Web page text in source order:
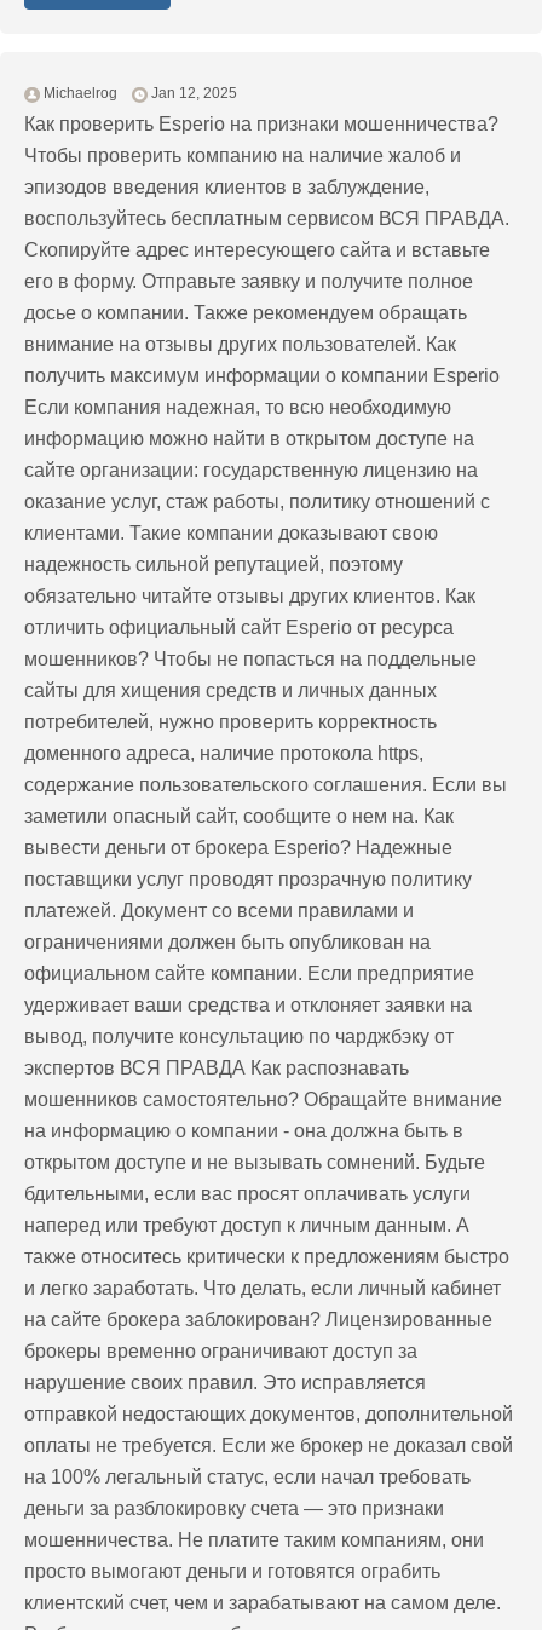
Michaelrog Jan 12, 2025
Как проверить Esperio на признаки мошенничества?
Чтобы проверить компанию на наличие жалоб и
эпизодов введения клиентов в заблуждение,
воспользуйтесь бесплатным сервисом ВСЯ ПРАВДА.
Скопируйте адрес интересующего сайта и вставьте
его в форму. Отправьте заявку и получите полное
досье о компании. Также рекомендуем обращать
внимание на отзывы других пользователей. Как
получить максимум информации о компании Esperio
Если компания надежная, то всю необходимую
информацию можно найти в открытом доступе на
сайте организации: государственную лицензию на
оказание услуг, стаж работы, политику отношений с
клиентами. Такие компании доказывают свою
надежность сильной репутацией, поэтому
обязательно читайте отзывы других клиентов. Как
отличить официальный сайт Esperio от ресурса
мошенников? Чтобы не попасться на поддельные
сайты для хищения средств и личных данных
потребителей, нужно проверить корректность
доменного адреса, наличие протокола https,
содержание пользовательского соглашения. Если вы
заметили опасный сайт, сообщите о нем на. Как
вывести деньги от брокера Esperio? Надежные
поставщики услуг проводят прозрачную политику
платежей. Документ со всеми правилами и
ограничениями должен быть опубликован на
официальном сайте компании. Если предприятие
удерживает ваши средства и отклоняет заявки на
вывод, получите консультацию по чарджбэку от
экспертов ВСЯ ПРАВДА Как распознавать
мошенников самостоятельно? Обращайте внимание
на информацию о компании - она должна быть в
открытом доступе и не вызывать сомнений. Будьте
бдительными, если вас просят оплачивать услуги
наперед или требуют доступ к личным данным. А
также относитесь критически к предложениям быстро
и легко заработать. Что делать, если личный кабинет
на сайте брокера заблокирован? Лицензированные
брокеры временно ограничивают доступ за
нарушение своих правил. Это исправляется
отправкой недостающих документов, дополнительной
оплаты не требуется. Если же брокер не доказал свой
на 100% легальный статус, если начал требовать
деньги за разблокировку счета — это признаки
мошенничества. Не платите таким компаниям, они
просто вымогают деньги и готовятся ограбить
клиентский счет, чем и зарабатывают на самом деле.